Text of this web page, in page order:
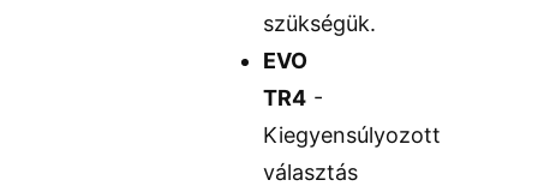
szükségük.
EVO
TR4 -
Kiegyensúlyozott
választás